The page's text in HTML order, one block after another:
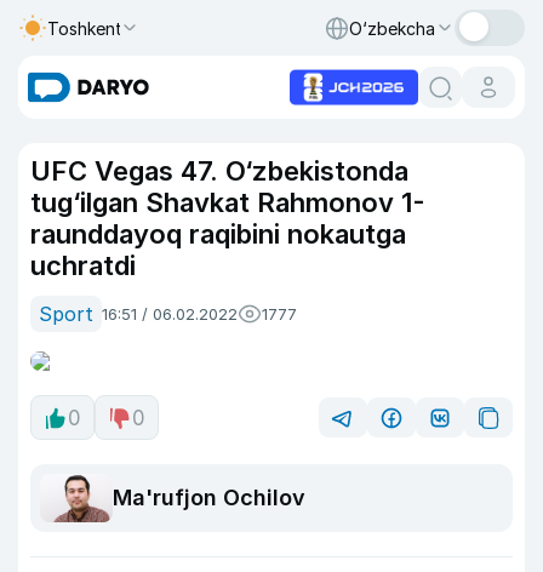
Toshkent O‘zbekcha
UFC Vegas 47. O‘zbekistonda
tug‘ilgan Shavkat Rahmonov 1-
raunddayoq raqibini nokautga
uchratdi
Sport 16:51 / 06.02.2022 1777
0 0
Ma'rufjon Ochilov